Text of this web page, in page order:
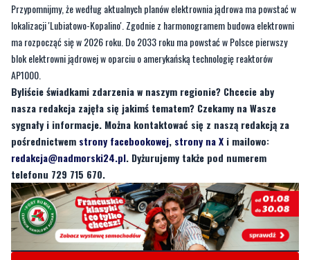
Przypomnijmy, że według aktualnych planów elektrownia jądrowa ma powstać w
lokalizacji 'Lubiatowo-Kopalino'. Zgodnie z harmonogramem budowa elektrowni
ma rozpocząć się w 2026 roku. Do 2033 roku ma powstać w Polsce pierwszy
blok elektrowni jądrowej w oparciu o amerykańską technologię reaktorów
AP1000.
Byliście świadkami zdarzenia w naszym regionie? Chcecie aby
nasza redakcja zajęła się jakimś tematem? Czekamy na Wasze
sygnały i informacje. Można kontaktować się z naszą redakcją za
pośrednictwem strony facebookowej, strony na X i mailowo:
redakcja@nadmorski24.pl. Dyżurujemy także pod numerem
telefonu 729 715 670.